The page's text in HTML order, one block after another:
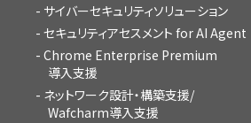
サイバーセキュリティソリューション
セキュリティアセスメント for AI Agent
Chrome Enterprise Premium
導入支援
ネットワーク設計・構築支援/
Wafcharm導入支援